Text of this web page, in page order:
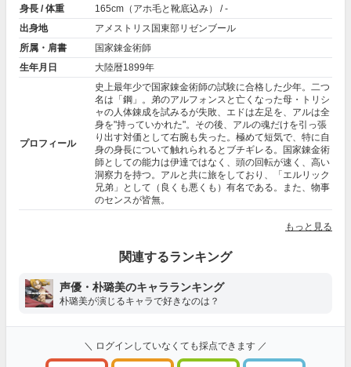
身長 / 体重
165cm（アホ毛と靴底込み） / -
出身地
アメストリス国東部リゼンブール
所属・肩書
国家錬金術師
生年月日
大陸暦1899年
プロフィール
史上最年少で国家錬金術師の試験に合格した少年。二つ
名は「鋼」。弟のアルフォンスと亡くなった母・トリシ
ャの人体錬成を試みるが失敗、エドは左足を、アルは全
身を"持っていかれた"。その後、アルの魂だけを引っ張
り出す対価として右腕も失った。極めて短気で、特に自
身の身長について触れられるとブチギレる。国家錬金術
師としての能力は伊達ではなく、頭の回転が速く、高い
洞察力を持つ。アルと共に旅をしており、「エルリック
兄弟」として（良くも悪くも）有名である。また、物事
のセンスが皆無。
もっと見る
関連するランキング
声優・朴璐美のキャラランキング
朴璐美が演じるキャラで好きなのは？
＼ ログインしていなくても採点できます ／